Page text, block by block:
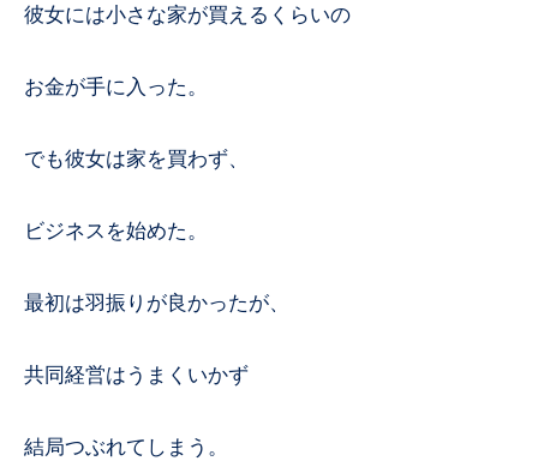
彼女には小さな家が買えるくらいの
お金が手に入った。
でも彼女は家を買わず、
ビジネスを始めた。
最初は羽振りが良かったが、
共同経営はうまくいかず
結局つぶれてしまう。